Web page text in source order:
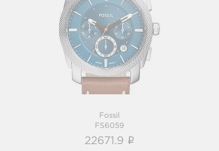
Fossil
FS6059
i
Fossil
FS6059
22671.9 i